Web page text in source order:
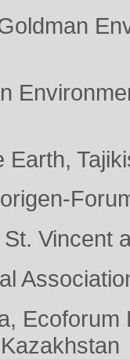
Earth,
Vincent